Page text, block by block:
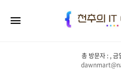
추
총 방문자 : , 금